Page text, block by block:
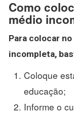
Como
médio
Para colocar
incompleta,
Coloque
educação;
Informe o